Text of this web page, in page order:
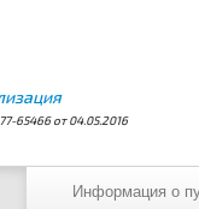
65466 от 04.05.2016
Информация о